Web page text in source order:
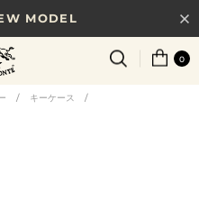
MODEL
円以上で送料無料
、新しいギフトガイド
0
/ キーケース
/